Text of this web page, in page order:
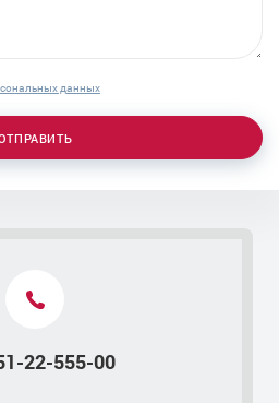
(ТУР) аденомы
данных
22-555-00